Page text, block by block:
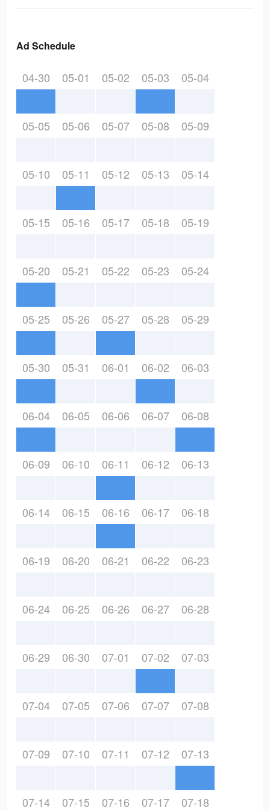
Ad Schedule
04-30 05-01 05-02 05-03 05-04
05-05 05-06 05-07 05-08 05-09
05-10 05-11 05-12 05-13 05-14
05-15 05-16 05-17 05-18 05-19
05-20 05-21 05-22 05-23 05-24
05-25 05-26 05-27 05-28 05-29
05-30 05-31 06-01 06-02 06-03
06-04 06-05 06-06 06-07 06-08
06-09 06-10 06-11 06-12 06-13
06-14 06-15 06-16 06-17 06-18
06-19 06-20 06-21 06-22 06-23
06-24 06-25 06-26 06-27 06-28
06-29 06-30 07-01 07-02 07-03
07-04 07-05 07-06 07-07 07-08
07-09 07-10 07-11 07-12 07-13
07-14 07-15 07-16 07-17 07-18